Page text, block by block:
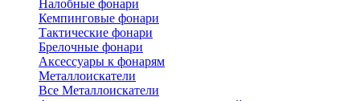
Налобные фонари
Кемпинговые фонари
Тактические фонари
Брелочные фонари
Аксессуары к фонарям
Металлоискатели
Все Металлоискатели